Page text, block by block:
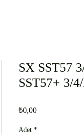
SX SST57
SST57+ 3/
₺0,00Fiyat
Adet *